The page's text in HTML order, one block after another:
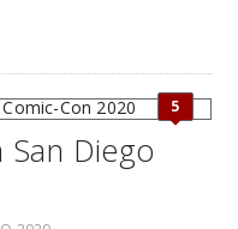
5
Diego